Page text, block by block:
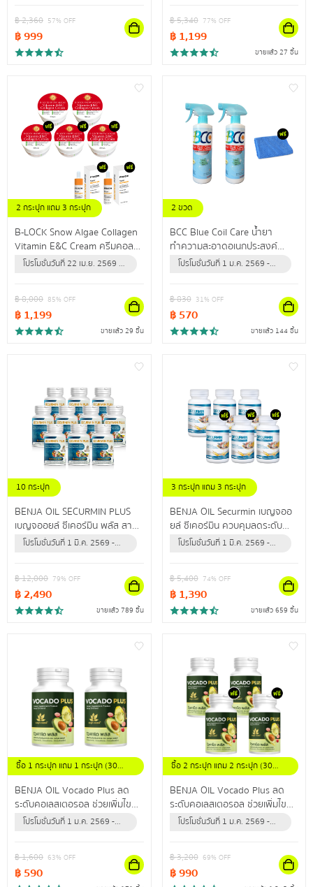
฿2,360 57% OFF
฿999
฿5,340 77% OFF
฿1,199
ขายแล้ว 27 ชิ้น
2 กระปุก แถม 3 กระปุก
แถม เซรั่มวิตซี 2 ขวด
B-LOCK Snow Algae Collagen
Vitamin E&C Cream ครีมคอล
ลาเจนเข้มข้น เผยผิวกระชับเต่งตึง
โปรโมชั่นวันที่ 22 เม.ย. 2569 -
฿8,000 85% OFF
฿1,199
ขายแล้ว 29 ชิ้น
2 ขวด
แถม ผ้าไมโครไฟเบอร์ 1 ผืน
BCC Blue Coil Care น้ำยา
ทำความสะอาดอเนกประสงค์
สำหรับล้างแอร์ ใช้ทำความสะอาด
โปรโมชั่นวันที่ 1 ม.ค. 2569 -
฿830 31% OFF
฿570
ขายแล้ว 144 ชิ้น
10 กระปุก
BENJA OIL SECURMIN PLUS
เบญจออยล์ ซีเคอร์มิน พลัส สาร
สกัดจากธรรมชาติสูงสุด 12 ชนิด
โปรโมชั่นวันที่ 1 มี.ค. 2569 -
฿12,000 79% OFF
฿2,490
ขายแล้ว 789 ชิ้น
3 กระปุก แถม 3 กระปุก
BENJA OIL Securmin เบญจออ
ยล์ ซีเคอร์มิน ควบคุมลดระดับ
คอเลสเตอรอล ป้องกันข้อเข่าเสื่อม
โปรโมชั่นวันที่ 1 มี.ค. 2569 -
฿5,400 74% OFF
฿1,390
ขายแล้ว 659 ชิ้น
ซื้อ 1 กระปุก แถม 1 กระปุก (30
แคปซูล/กระปุก)
BENJA OIL Vocado Plus ลด
ระดับคอเลสเตอรอล ช่วยเพิ่มไข
มันดี ลดไขมันเลว ปรับลดความดัน
โปรโมชั่นวันที่ 1 ม.ค. 2569 -
฿1,600 63% OFF
฿590
ซื้อ 2 กระปุก แถม 2 กระปุก (30
แคปซูล / กระปุก)
BENJA OIL Vocado Plus ลด
ระดับคอเลสเตอรอล ช่วยเพิ่มไข
มันดี ลดไขมันเลว ปรับลดความดัน
โปรโมชั่นวันที่ 1 ม.ค. 2569 -
฿3,200 69% OFF
฿990